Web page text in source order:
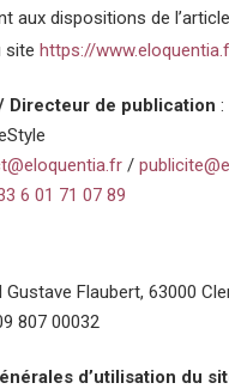
aux dispositions de
site https://
Directeur de publication :
/
6 01 71 07 89
Gustave Flaubert, 63000
807 00032
d’utilisation du